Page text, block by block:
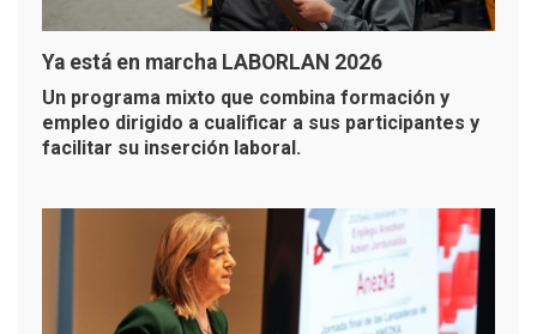
Ya está en marcha LABORLAN 2026
Un programa mixto que combina formación y
empleo dirigido a cualificar a sus participantes y
facilitar su inserción laboral.